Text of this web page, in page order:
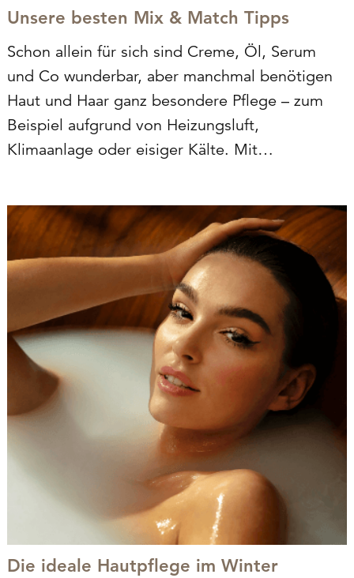
Unsere besten Mix & Match Tipps
Schon allein für sich sind Creme, Öl, Serum
und Co wunderbar, aber manchmal benötigen
Haut und Haar ganz besondere Pflege – zum
Beispiel aufgrund von Heizungsluft,
Klimaanlage oder eisiger Kälte. Mit
Bedürfnisse eingehen! Unsere 5 cleveren…
Die ideale Hautpflege im Winter